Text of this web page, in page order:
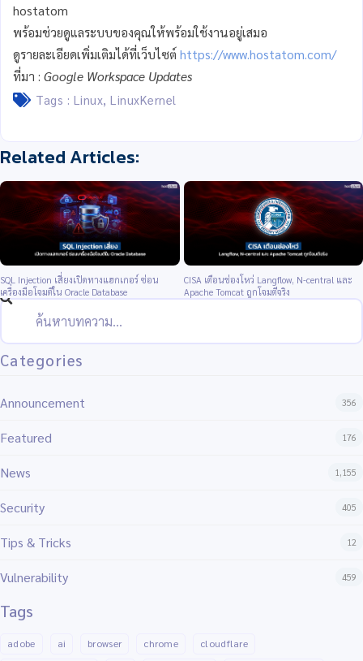
hostatom
พร้อมช่วยดูแลระบบของคุณให้พร้อมใช้งานอยู่เสมอ
ดูรายละเอียดเพิ่มเติมได้ที่เว็บไซต์ https://www.hostatom.com/
ที่มา : Google Workspace Updates
Tags : Linux, LinuxKernel
SQL Injection เสี่ยงเปิดทางแฮกเกอร์ ซ่อน
เครื่องมือโจมตีใน Oracle Database
CISA เตือนช่องโหว่ Langflow, N-central และ
Apache Tomcat ถูกโจมตีจริง
Categories
Announcement 356
Featured 176
News 1,155
Security 405
Tips & Tricks 12
Vulnerability 459
Tags
adobe ai browser chrome
cloudflare